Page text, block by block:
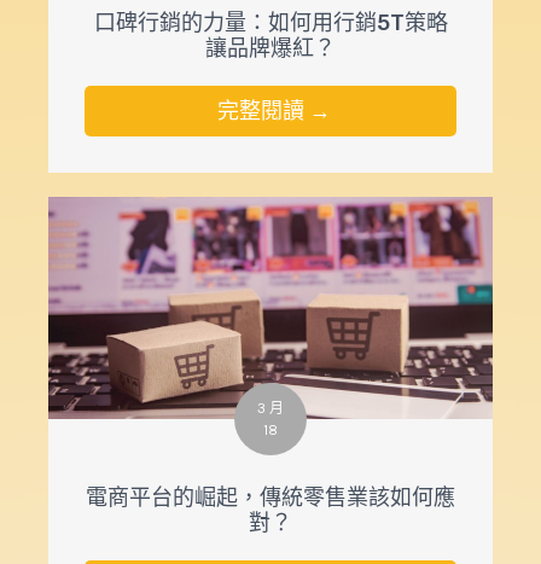
口碑行銷的力量：如何用行銷5T策略
讓品牌爆紅？
完整閱讀 →
3 月
18
電商平台的崛起，傳統零售業該如何應
對？